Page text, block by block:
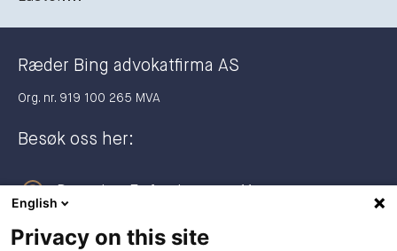
Ræder Bing advokatfirma AS
Org. nr. 919 100 265 MVA
Besøk oss her:
English
Privacy on this site